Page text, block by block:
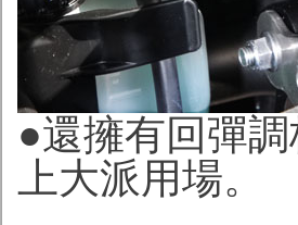
●還擁有回彈
上大派用場。